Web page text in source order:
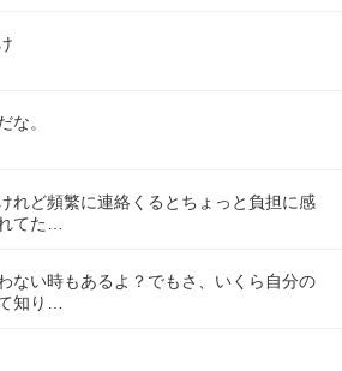
な。
れど頻繁に連絡くるとちょっと負担に感
てた…
ない時もあるよ？でもさ、いくら自分の
知り…